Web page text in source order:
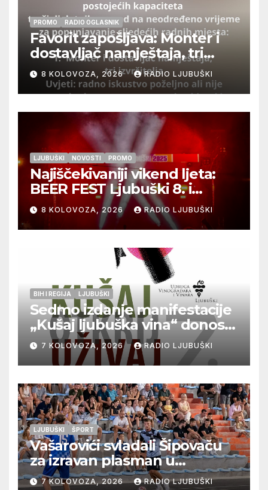
PROMO RADIO OGLASNIK
Favorit zapošljava: Monter i
dostavljač namještaja, tri
izvršitelja
8 KOLOVOZA, 2026 RADIO LJUBUŠKI
LJUBUŠKI NOVOSTI PROMO
Najiščekivaniji vikend ljeta:
BEER FEST Ljubuški 8. i
9.kolovoza
8 KOLOVOZA, 2026 RADIO LJUBUŠKI
BIH I REGIJA LJUBUŠKI
Sedmo izdanje manifestacije
„Kušaj ljubuška vina“ donosi
vrhunska vina, gastronomiju i
glazbu
7 KOLOVOZA, 2026 RADIO LJUBUŠKI
LJUBUŠKI ŠPORT
Vašarovići svladali Šipovaču
za izravan plasman u
četvrtfinale, Grab izborio
7 KOLOVOZA, 2026 RADIO LJUBUŠKI